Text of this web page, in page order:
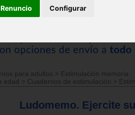
Renuncio Configurar
para adultos > Estimulación memoria
edad > Cuadernos de estimulación >
Ludomemo. Ejercite